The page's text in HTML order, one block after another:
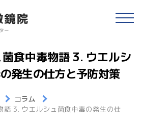
食中毒物語 3. ウエルシ
発生の仕方と予防対策
コラム
語 3. ウエルシュ菌食中毒の発生の仕